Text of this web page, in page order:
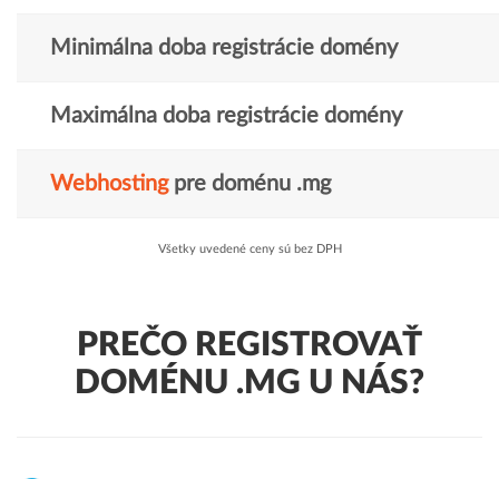
Minimálna doba registrácie domény
Maximálna doba registrácie domény
Webhostingpre doménu .mg
Všetky uvedené ceny sú bez DPH
PREČO REGISTROVAŤ
DOMÉNU .MG U NÁS?